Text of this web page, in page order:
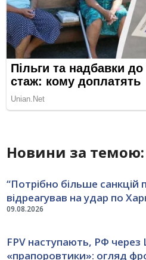
Новини за темою:
09.08.2026
“Потрібно більше
відреагував на удар по
FPV наступають, РФ через
«прапоровтики»: огляд